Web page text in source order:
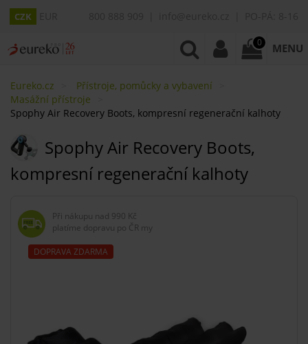
CZK
0 MENU
Eureko.cz
Přístroje, pomůcky a vybavení
Masážní přístroje
Spophy Air Recovery Boots, kompresní regenerační kalhoty
Spophy Air Recovery Boots,
kompresní regenerační kalhoty
Při nákupu nad 990 Kč
platíme dopravu po ČR my
DOPRAVA ZDARMA